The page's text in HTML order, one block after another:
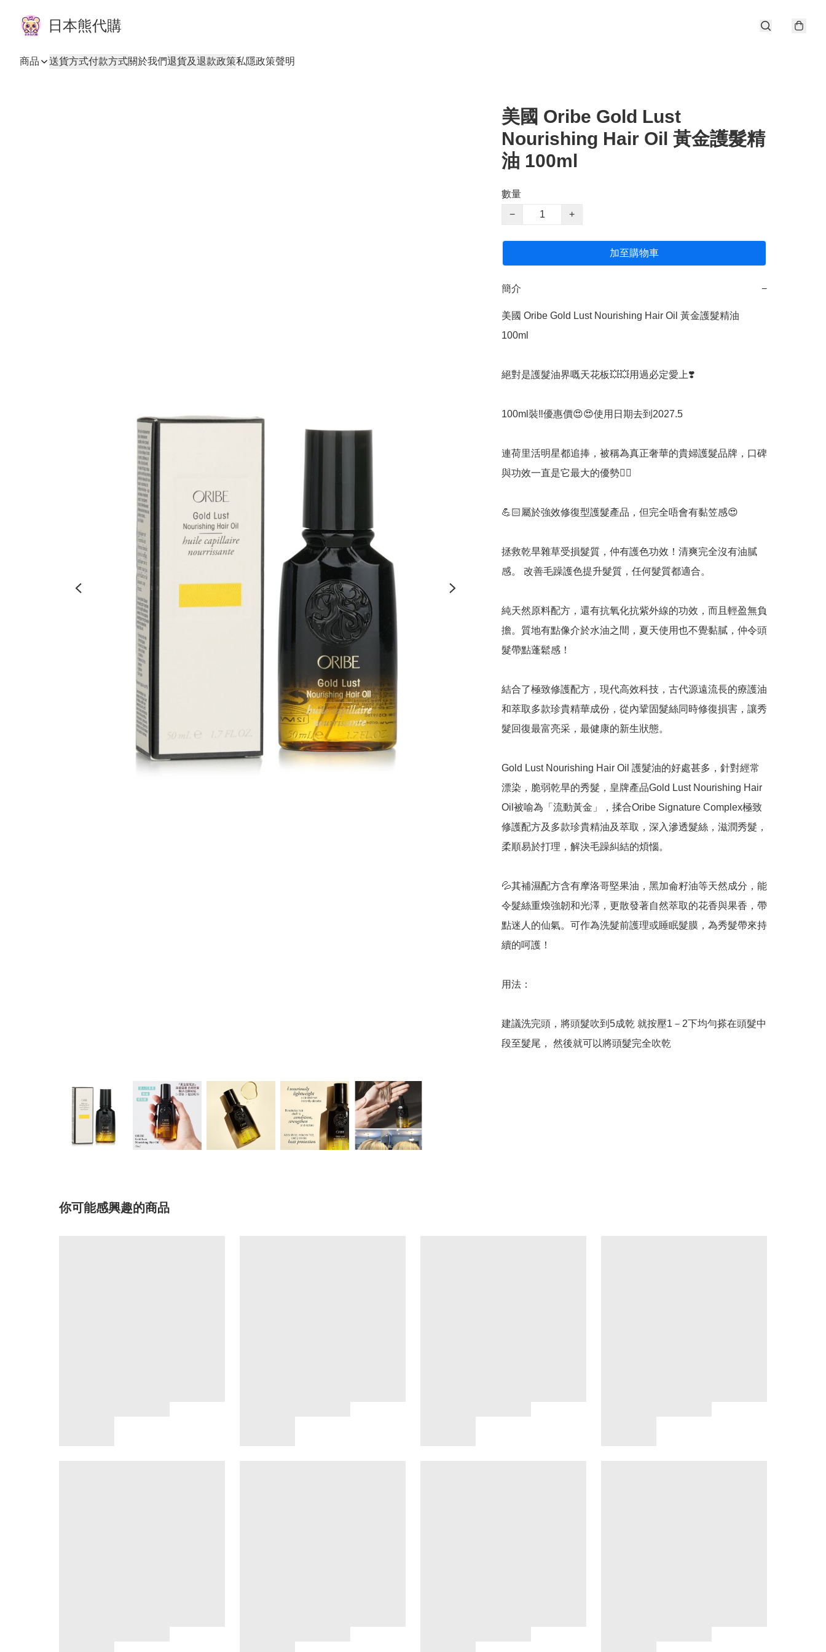
日本熊代購
商品 送貨方式付款方式關於我們退貨及退款政策私隱政策聲明
美國 Oribe Gold Lust
Nourishing Hair Oil 黃金護髮精
油 100ml
數量
−
+
加至購物車
簡介 −
美國 Oribe Gold Lust Nourishing Hair Oil 黃金護髮精油
100ml
絕對是護髮油界嘅天花板💥💥用過必定愛上❣️
100ml裝‼️優惠價😍😍使用日期去到2027.5
連荷里活明星都追捧，被稱為真正奢華的貴婦護髮品牌，口碑
與功效一直是它最大的優勢👍🏻
💪🏻屬於強效修復型護髮產品，但完全唔會有黏笠感😍
拯救乾旱雜草受損髮質，仲有護色功效！清爽完全沒有油膩
感。 改善毛躁護色提升髮質，任何髮質都適合。
純天然原料配方，還有抗氧化抗紫外線的功效，而且輕盈無負
擔。質地有點像介於水油之間，夏天使用也不覺黏膩，仲令頭
髮帶點蓬鬆感！
結合了極致修護配方，現代高效科技，古代源遠流長的療護油
和萃取多款珍貴精華成份，從內鞏固髮絲同時修復損害，讓秀
髮回復最富亮采，最健康的新生狀態。
Gold Lust Nourishing Hair Oil 護髮油的好處甚多，針對經常
漂染，脆弱乾旱的秀髮，皇牌產品Gold Lust Nourishing Hair
Oil被喻為「流動黃金」，揉合Oribe Signature Complex極致
修護配方及多款珍貴精油及萃取，深入滲透髮絲，滋潤秀髮，
柔順易於打理，解決毛躁糾結的煩惱。
💦其補濕配方含有摩洛哥堅果油，黑加侖籽油等天然成分，能
令髮絲重煥強韌和光澤，更散發著自然萃取的花香與果香，帶
點迷人的仙氣。可作為洗髮前護理或睡眠髮膜，為秀髮帶來持
續的呵護！
用法：
建議洗完頭，將頭髮吹到5成乾 就按壓1－2下均勻搽在頭髮中
段至髮尾， 然後就可以將頭髮完全吹乾
你可能感興趣的商品